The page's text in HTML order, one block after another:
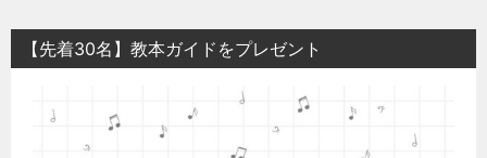
【先着30名】教本ガイドをプレゼント